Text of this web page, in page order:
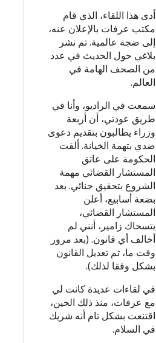
أدى هذا اللقاء، الذي قام
مكتب عرفات بالإعلان عنه،
إلى ضجة عالمية. تم نشر
بلاغي حول الحديث في عدد
من الصحف الهامة في
العالم.
سمعت في الراديو، وأنا في
طريق عودتي، أن أربعة
وزراء يطالبون بتقديم دعوى
ضدي بتهمة الخيانة. ألقت
الحكومة على عاتق
المستشار القضائي مهمة
الشروع بتحقيق جنائي. بعد
بضعة أسابيع، أعلن
المستشار القضائي،
يتسحاك زامير، أنني لم
أخالف أي قانون. (بعد مرور
وقت ما، تم تعديل القانون
بشكل وفقا لذلك).
في لقاءات عديدة كانت لي
مع عرفات، منذ ذلك الحين،
اقتنعت بشكل تام أنه شريك
في السلام.